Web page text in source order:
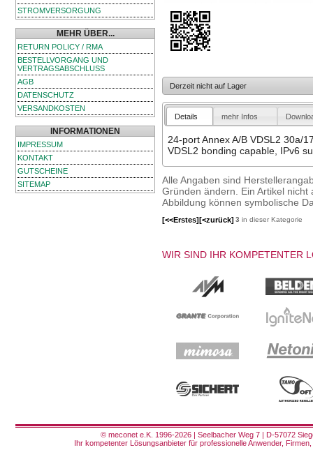
STROMVERSORGUNG
MEHR ÜBER...
RETURN POLICY / RMA
BESTELLVORGANG UND
VERTRAGSABSCHLUSS
AGB
DATENSCHUTZ
VERSANDKOSTEN
INFORMATIONEN
IMPRESSUM
KONTAKT
GUTSCHEINE
SITEMAP
Derzeit nicht auf Lager
Details mehr Infos
24-port Annex A/B VDSL2 30a/
VDSL2 bonding capable, IPv6
Alle Angaben sind
Gründen ändern. Ein Artikel
Abbildung können symbolische
[<<Erstes][<zurück] 3 in dieser Kategorie
WIR SIND IHR KOMPETENTER
© meconet e.K. 1996-2026 | Seelbacher Weg 7 | D-57072
Ihr kompetenter Lösungsanbieter für professionelle Anwender,